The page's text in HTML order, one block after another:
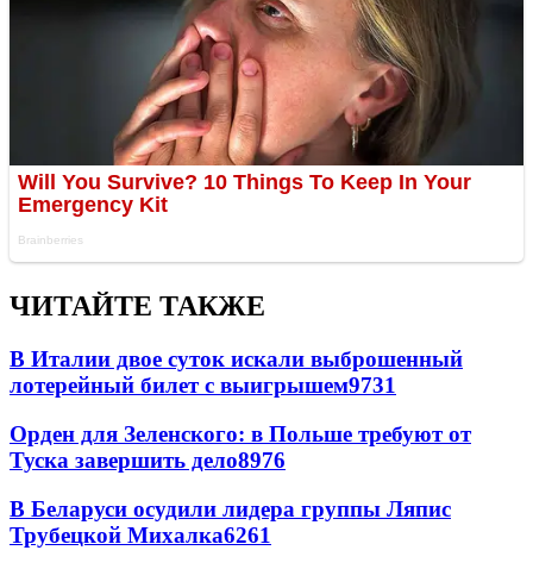
ЧИТАЙТЕ ТАКЖЕ
В Италии двое суток искали выброшенный
лотерейный билет с выигрышем9731
Орден для Зеленского: в Польше требуют от
Туска завершить дело8976
В Беларуси осудили лидера группы Ляпис
Трубецкой Михалка6261